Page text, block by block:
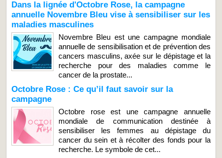
Dans la lignée d'Octobre Rose, la campagne
annuelle Novembre Bleu vise à sensibiliser sur les
maladies masculines
Novembre Bleu est une campagne mondiale
annuelle de sensibilisation et de prévention des
cancers masculins, axée sur le dépistage et la
recherche pour des maladies comme le
cancer de la prostate...
Octobre Rose : Ce qu’il faut savoir sur la
campagne
Octobre rose est une campagne annuelle
mondiale de communication destinée à
sensibiliser les femmes au dépistage du
cancer du sein et à récolter des fonds pour la
recherche. Le symbole de cet...